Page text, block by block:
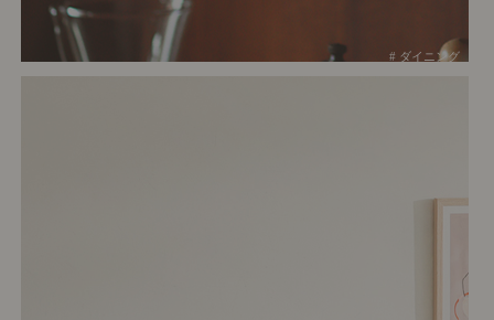
# ダイニング